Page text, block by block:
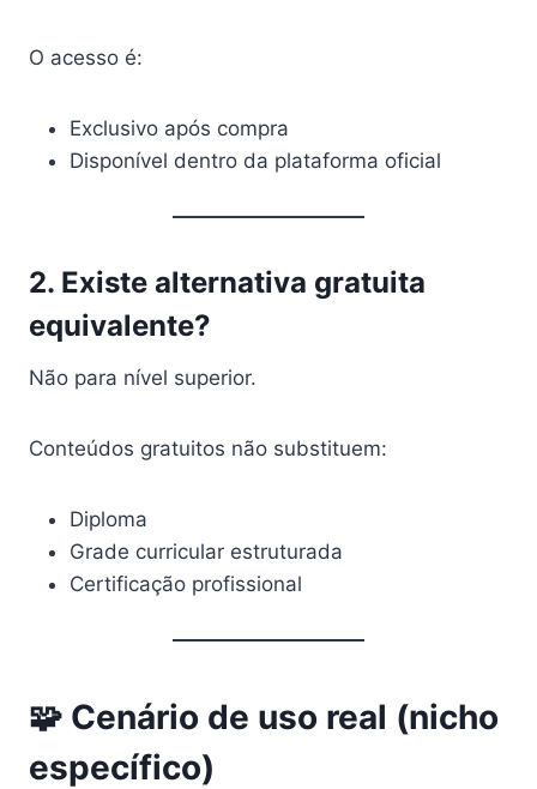
O acesso é:
Exclusivo após compra
Disponível dentro da plataforma oficial
2. Existe alternativa gratuita
equivalente?
Não para nível superior.
Conteúdos gratuitos não substituem:
Diploma
Grade curricular estruturada
Certificação profissional
🧩 Cenário de uso real (nicho
específico)